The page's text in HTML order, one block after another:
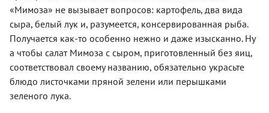
«Мимоза» не вызывает вопросов: картофель, два вида
сыра, белый лук и, разумеется, консервированная рыба.
Получается как-то особенно нежно и даже изысканно. Ну
а чтобы салат Мимоза с сыром, приготовленный без яиц,
соответствовал своему названию, обязательно украсьте
блюдо листочками пряной зелени или перышками
зеленого лука.